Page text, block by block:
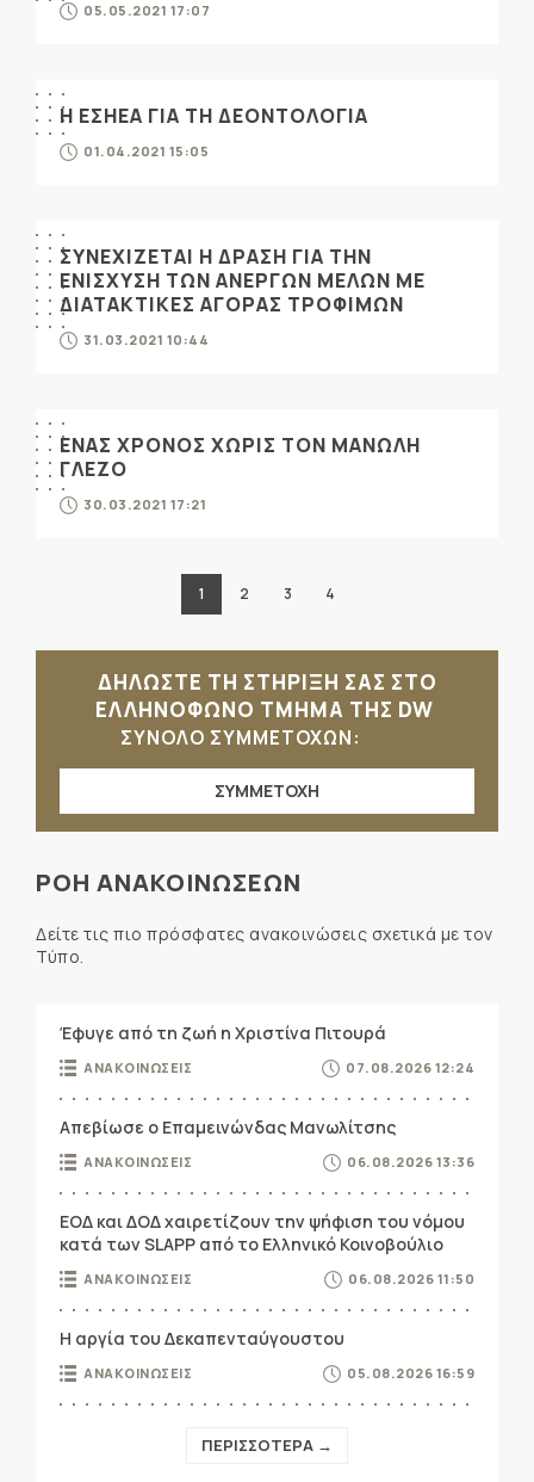
05.05.2021 17:07
Η ΕΣΗΕΑ ΓΙΑ ΤΗ ΔΕΟΝΤΟΛΟΓΙΑ
01.04.2021 15:05
ΣΥΝΕΧΙΖΕΤΑΙ Η ΔΡΑΣΗ ΓΙΑ ΤΗΝ
ΕΝΙΣΧΥΣΗ ΤΩΝ ΑΝΕΡΓΩΝ ΜΕΛΩΝ ΜΕ
ΔΙΑΤΑΚΤΙΚΕΣ ΑΓΟΡΑΣ ΤΡΟΦΙΜΩΝ
31.03.2021 10:44
ΕΝΑΣ ΧΡΟΝΟΣ ΧΩΡΙΣ ΤΟΝ ΜΑΝΩΛΗ
ΓΛΕΖΟ
30.03.2021 17:21
1 2 3 4
ΔΗΛΩΣΤΕ ΤΗ ΣΤΗΡΙΞΗ ΣΑΣ ΣΤΟ
ΕΛΛΗΝΟΦΩΝΟ ΤΜΗΜΑ ΤΗΣ DW
ΣΥΝΟΛΟ ΣΥΜΜΕΤΟΧΩΝ:
ΣΥΜΜΕΤΟΧΗ
ΡΟΗ ΑΝΑΚΟΙΝΩΣΕΩΝ
Δείτε τις πιο πρόσφατες ανακοινώσεις σχετικά με τον
Τύπο.
Έφυγε από τη ζωή η Χριστίνα Πιτουρά
ΑΝΑΚΟΙΝΩΣΕΙΣ 07.08.2026 12:24
Απεβίωσε ο Επαμεινώνδας Μανωλίτσης
ΑΝΑΚΟΙΝΩΣΕΙΣ 06.08.2026 13:36
ΕΟΔ και ΔΟΔ χαιρετίζουν την ψήφιση του νόμου
κατά των SLAPP από το Ελληνικό Κοινοβούλιο
ΑΝΑΚΟΙΝΩΣΕΙΣ 06.08.2026 11:50
Η αργία του Δεκαπενταύγουστου
ΑΝΑΚΟΙΝΩΣΕΙΣ 05.08.2026 16:59
ΠΕΡΙΣΣΟΤΕΡΑ →